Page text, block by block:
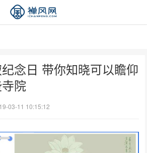
念日 带你知晓可以瞻仰
院
03-11 10:15:12